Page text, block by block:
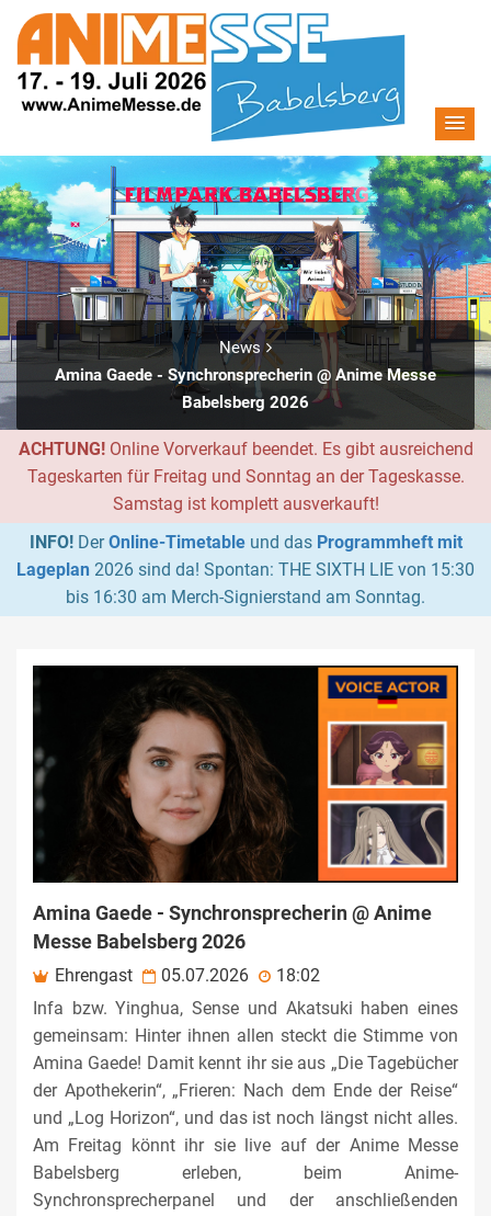
News
Amina Gaede - Synchronsprecherin @ Anime Messe
Babelsberg 2026
ACHTUNG!Online Vorverkauf beendet. Es gibt ausreichend
Tageskarten für Freitag und Sonntag an der Tageskasse.
Samstag ist komplett ausverkauft!
INFO!DerOnline-Timetableund das Programmheft mit
Lageplan 2026 sind da! Spontan: THE SIXTH LIE von 15:30
bis 16:30 am Merch-Signierstand am Sonntag.
Amina Gaede - Synchronsprecherin @ Anime
Messe Babelsberg 2026
Ehrengast 05.07.2026
18:02
Infa bzw. Yinghua, Sense und Akatsuki haben eines
gemeinsam: Hinter ihnen allen steckt die Stimme von
Amina Gaede! Damit kennt ihr sie aus „Die Tagebücher
der Apothekerin“, „Frieren: Nach dem Ende der Reise“
und „Log Horizon“, und das ist noch längst nicht alles.
Am Freitag könnt ihr sie live auf der Anime Messe
Babelsberg erleben, beim Anime-
Synchronsprecherpanel und der anschließenden